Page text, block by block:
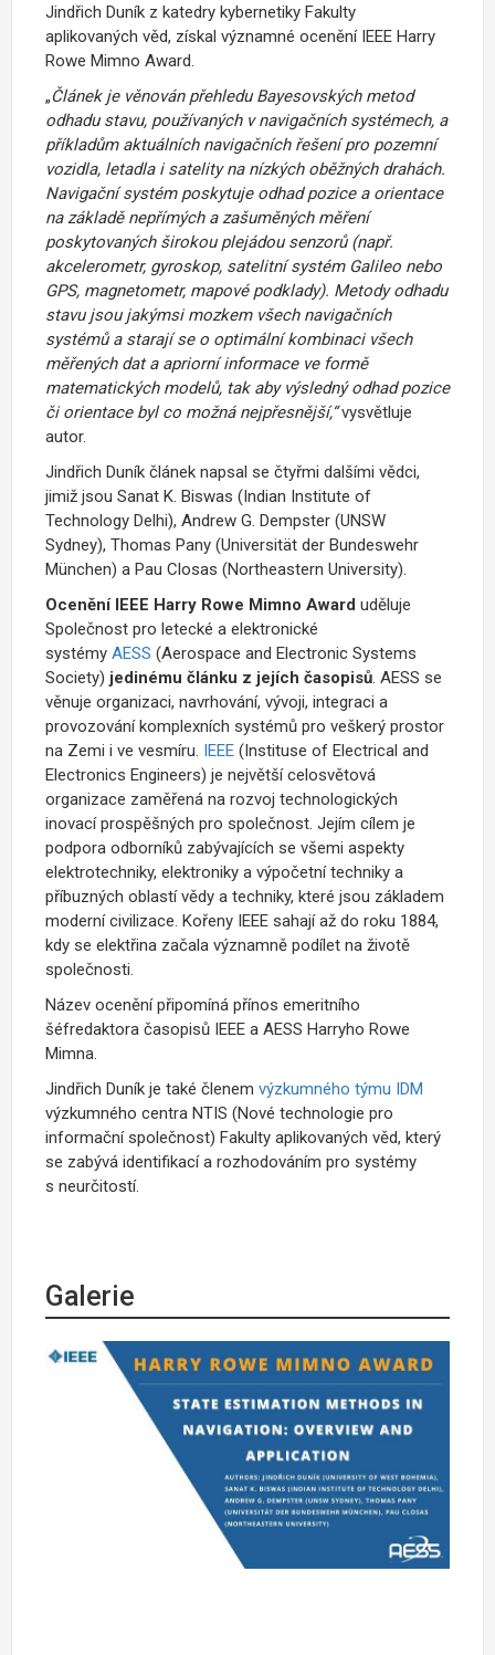
Jindřich Duník z katedry kybernetiky Fakulty
aplikovaných věd, získal významné ocenění IEEE Harry
Rowe Mimno Award.
„Článekje věnován přehledu Bayesovských metod
odhadu stavu, používaných v navigačních systémech, a
příkladům aktuálních navigačních řešení pro pozemní
vozidla, letadla i satelity na nízkých oběžných drahách.
Navigační systém poskytuje odhad pozice a orientace
na základě nepřímých a zašuměných měření
poskytovaných širokou plejádou senzorů (např.
akcelerometr, gyroskop, satelitní systém Galileo nebo
GPS, magnetometr, mapové podklady). Metody odhadu
stavu jsou jakýmsi mozkem všech navigačních
systémů a starají se o optimální kombinaci všech
měřených dat a apriorní informace ve formě
matematických modelů, tak aby výsledný odhad pozice
či orientace byl co možná nejpřesnější,“vysvětluje
autor.
Jindřich Duník článek napsal se čtyřmi dalšími vědci,
jimiž jsou Sanat K. Biswas (Indian Institute of
Technology Delhi), Andrew G. Dempster (UNSW
Sydney), Thomas Pany (Universität der Bundeswehr
München) a Pau Closas (Northeastern University).
Ocenění IEEE Harry Rowe Mimno Award uděluje
Společnost pro letecké a elektronické
systémy AESS (Aerospace and Electronic Systems
Society) jedinému článku z jejích časopisů. AESS se
věnuje organizaci, navrhování, vývoji, integraci a
provozování komplexních systémů pro veškerý prostor
na Zemi i ve vesmíru. IEEE (Instituse of Electrical and
Electronics Engineers) je největší celosvětová
organizace zaměřená na rozvoj technologických
inovací prospěšných pro společnost. Jejím cílem je
podpora odborníků zabývajících se všemi aspekty
elektrotechniky, elektroniky a výpočetní techniky a
příbuzných oblastí vědy a techniky, které jsou základem
moderní civilizace. Kořeny IEEE sahají až do roku 1884,
kdy se elektřina začala významně podílet na životě
společnosti.
Název ocenění připomíná přínos emeritního
šéfredaktora časopisů IEEE a AESS Harryho Rowe
Mimna.
Jindřich Duník je také členem výzkumného týmu IDM
výzkumného centra NTIS (Nové technologie pro
informační společnost) Fakulty aplikovaných věd, který
se zabývá identifikací a rozhodováním pro systémy
s neurčitostí.
Galerie